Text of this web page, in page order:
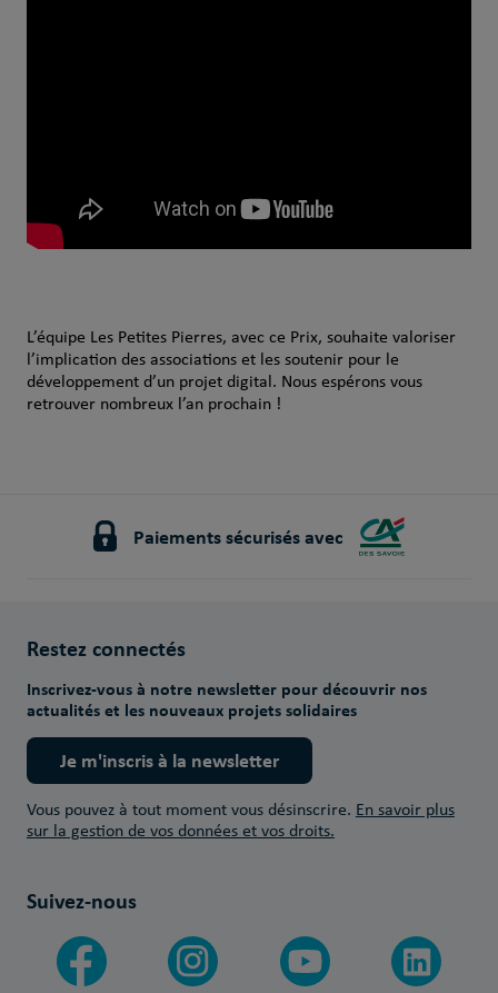
L’équipe Les Petites Pierres, avec ce Prix, souhaite valoriser
l’implication des associations et les soutenir pour le
développement d’un projet digital. Nous espérons vous
retrouver nombreux l’an prochain !
Paiements sécurisés avec
Restez connectés
Inscrivez-vous à notre newsletter pour découvrir nos
actualités et les nouveaux projets solidaires
Je m'inscris à la newsletter
Vous pouvez à tout moment vous désinscrire. En savoir plus
sur la gestion de vos données et vos droits.
Suivez-nous